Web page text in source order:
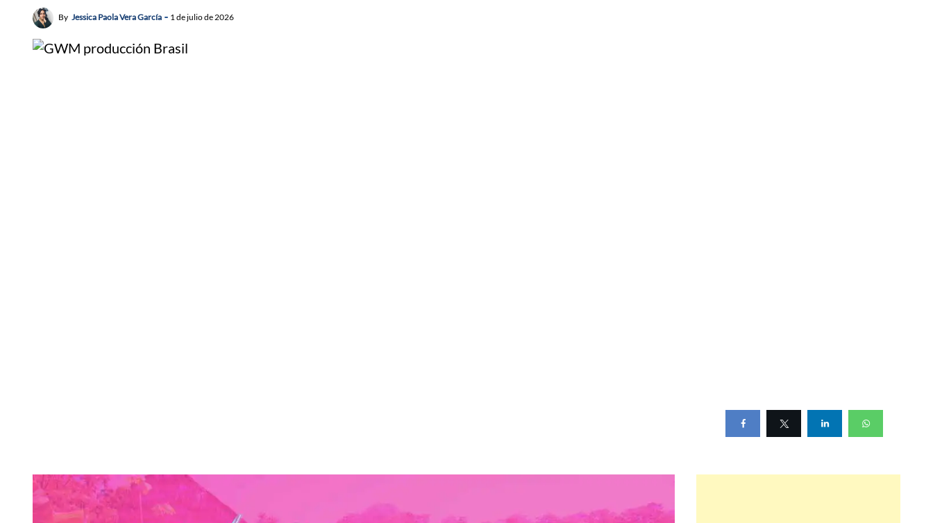
By Jessica Paola Vera García 1 de julio de 2026